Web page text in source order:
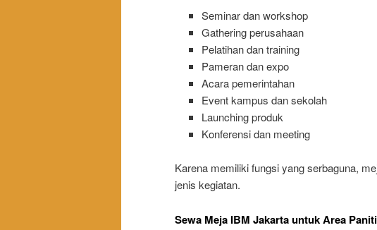
Seminar dan workshop
Gathering perusahaan
Pelatihan dan training
Pameran dan expo
Acara pemerintahan
Event kampus dan sekolah
Launching produk
Konferensi dan meeting
Karena memiliki fungsi yang serbaguna,
jenis kegiatan.
Sewa Meja IBM Jakarta untuk Area